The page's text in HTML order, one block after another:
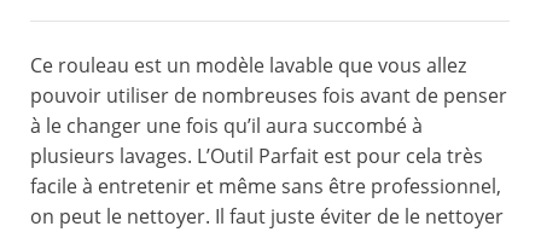
Ce rouleau est un modèle lavable que vous allez
pouvoir utiliser de nombreuses fois avant de penser
à le changer une fois qu’il aura succombé à
plusieurs lavages. L’Outil Parfait est pour cela très
facile à entretenir et même sans être professionnel,
on peut le nettoyer. Il faut juste éviter de le nettoyer